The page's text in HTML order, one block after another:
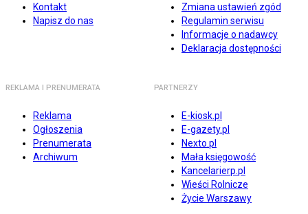
Kontakt
Napisz do nas
Zmiana ustawień zgód
Regulamin serwisu
Informacje o nadawcy
Deklaracja dostępności
REKLAMA I PRENUMERATA
Reklama
Ogłoszenia
Prenumerata
Archiwum
PARTNERZY
E-kiosk.pl
E-gazety.pl
Nexto.pl
Mała księgowość
Kancelarierp.pl
Wieści Rolnicze
Życie Warszawy